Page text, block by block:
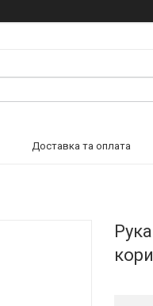
Доставка та оплата